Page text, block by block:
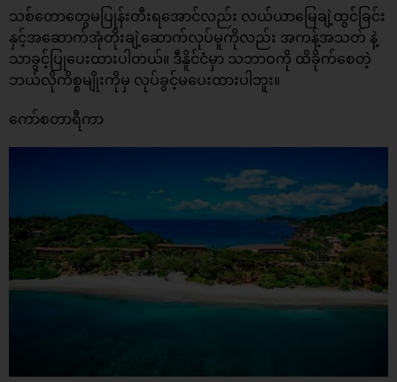
သစ်တောတွေမပြုန်းတီးရအောင်လည်း လယ်ယာမြေချဲ့ထွင်ခြင်း
နှင့်အဆောက်အုံတိုးချဲ့ဆောက်လုပ်မူကိုလည်း အကန့်အသတ် နဲ့
သာခွင့်ပြုပေးထားပါတယ်။ ဒီနိူင်ငံမှာ သဘာဝကို ထိခိုက်စေတဲ့
ဘယ်လိုကိစ္စမျိုးကိုမှ လုပ်ခွင့်မပေးထားပါဘူး။
ကော်စတာရီကာ